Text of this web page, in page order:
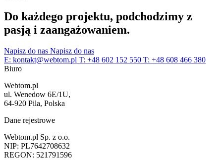
Do każdego projektu, podchodzimy z
pasją i zaangażowaniem.
Napisz do nas Napisz do nas
E: kontakt@webtom.pl T: +48 602 152 550 T: +48 608 466 380
Biuro
Webtom.pl
ul. Wenedow 6E/1U,
64-920 Pila, Polska
Dane rejestrowe
Webtom.pl Sp. z o.o.
NIP: PL7642708632
REGON: 521791596